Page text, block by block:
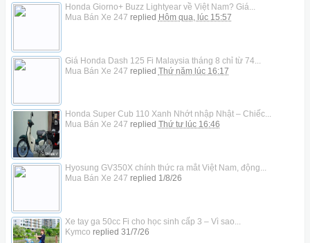
Honda Giorno+ Buzz Lightyear về Việt Nam? Giá...
Mua Bán Xe 247 replied Hôm qua, lúc 15:57
Giá Honda Dash 125 Fi Malaysia tháng 8 chỉ từ 74...
Mua Bán Xe 247 replied Thứ năm lúc 16:17
Honda Super Cub 110 Xanh Nhớt nhập Nhật – Chiếc...
Mua Bán Xe 247 replied Thứ tư lúc 16:46
Hyosung GV350X chính thức ra mắt Việt Nam, động...
Mua Bán Xe 247 replied 1/8/26
Xe tay ga 50cc Fi cho học sinh cấp 3 – Vì sao...
Kymco replied 31/7/26